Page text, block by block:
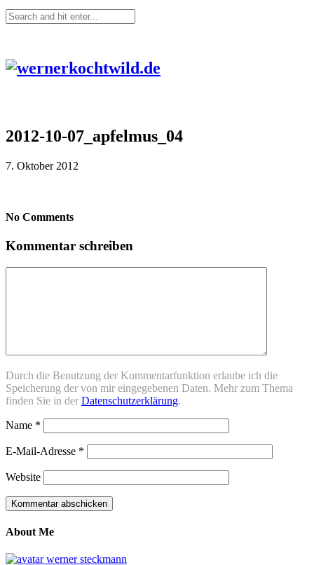
2012-10-07_apfelmus_04
7. Oktober 2012
No Comments
Kommentar schreiben
Durch die Benutzung der Kommentarfunktion erlaube ich die
Speicherung der von mir eingegebenen Daten. Mehr zum Thema
finden Sie in der Datenschutzerklärung.
Name *
E-Mail-Adresse *
Website
About Me